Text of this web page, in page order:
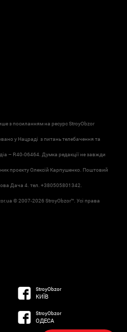
з посиланням на ресурс StroyObzor
у Нацраді з питань телебачення та
– R40-06464. Думка редакції не завжди
проєкту Олексій Карпушенко. Поштовий
Дача 4. тел. +380505801342.
© 2007-2026 StroyObzor™. Усі права
StroyObzor
КИЇВ
StroyObzor
ОДЕСА